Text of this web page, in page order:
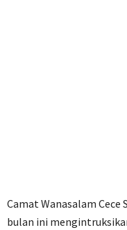
Camat Wanasalam
bulan ini